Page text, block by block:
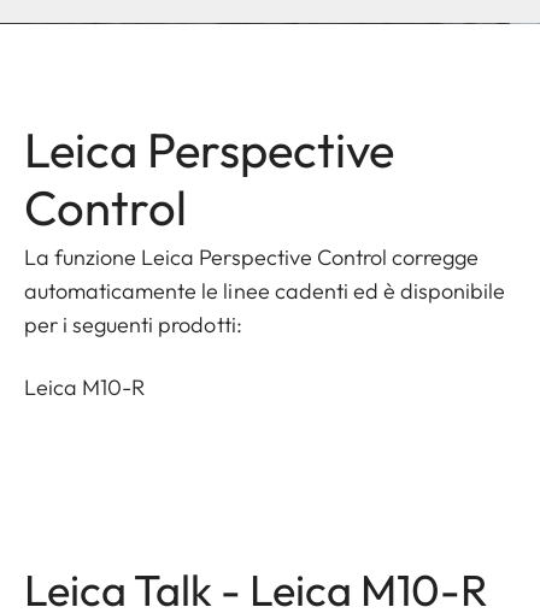
Leica Perspective
Control
La funzione Leica Perspective Control corregge
automaticamente le linee cadenti ed è disponibile
per i seguenti prodotti:
Leica M10-R
Leica Talk - Leica M10-R